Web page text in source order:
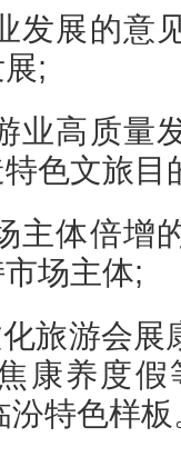
发展的意
;
业高质量
色文旅目
主体倍增
场主体;
化旅游会
康养度假
汾特色样板